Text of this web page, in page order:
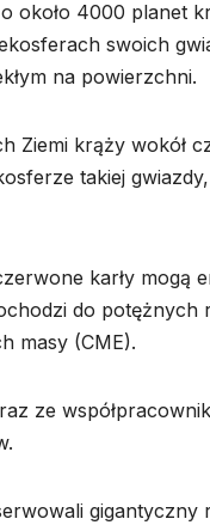
około 4000 planet
swoich
na powierzchni.
Ziemi krąży wokół
takiej
karły mogą
do potężnych
masy (CME).
ze
gigantyczny